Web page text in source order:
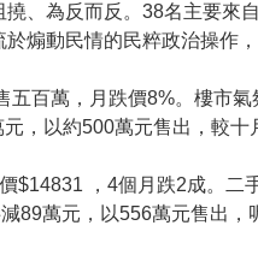
、為反而反。38名主要來
煽動民情的民粹政治操作
五百萬，月跌價8%。樓市
，以約500萬元售出，較
$14831 ，4個月跌2成。
89萬元，以556萬元售出